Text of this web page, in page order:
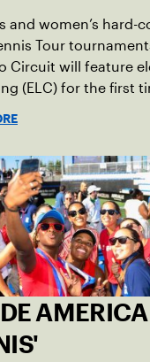
and women’s hard-
Tour
Circuit will feature
(ELC) for the first